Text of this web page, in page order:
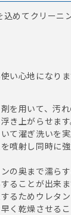
込めてクリーニ
い心地になりま
を用いて、汚
き上がらせます
て濯ぎ洗いを実
噴射し同時に
の奥まで濡ら
ることが出来ま
るためウレタ
く乾燥させるこ